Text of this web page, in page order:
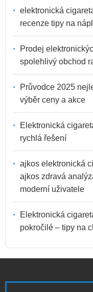
elektronická
recenze tipy na
Prodej
spolehlivý obchod
Průvodce 2025
výběr ceny a akce
Elektronická
rychlá řešení
ajkos elektronická
ajkos zdravá
moderní uživatele
Elektronická
pokročilé – tipy na